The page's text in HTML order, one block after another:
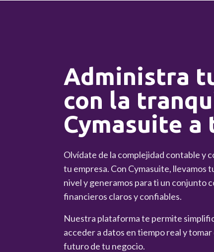
Administra
con la
Cymasuite a
Olvídate de la complejidad contable y
tu empresa. Con Cymasuite, llevamos
nivel y generamos para ti un conjunto
financieros claros y confiables.
Nuestra plataforma te permite
acceder a datos en tiempo real y
futuro de tu negocio.